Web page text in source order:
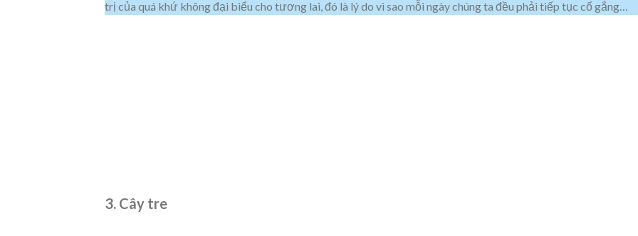
trị của quá khứ không đại biểu cho tương lai, đó là lý do vì sao mỗi ngày chúng ta đều phải tiếp tục cố gắng…
3. Cây tre